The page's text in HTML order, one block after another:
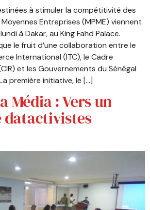
à stimuler la compétitivité des
Entreprises (MPME) viennent
à Dakar, au King Fahd Palace.
le fruit d’une collaboration entre le
International (ITC), le Cadre
et les Gouvernements du Sénégal
première initiative, le […]
Média : Vers un
datactivistes